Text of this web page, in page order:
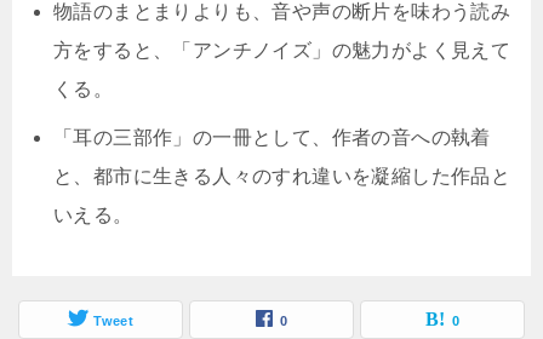
物語のまとまりよりも、音や声の断片を味わう読み
方をすると、「アンチノイズ」の魅力がよく見えて
くる。
「耳の三部作」の一冊として、作者の音への執着
と、都市に生きる人々のすれ違いを凝縮した作品と
いえる。
Tweet 0 0